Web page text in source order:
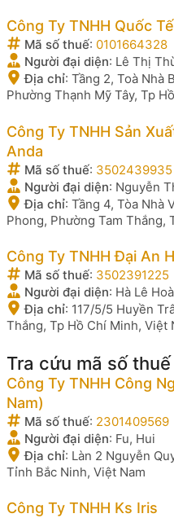
Công Ty TNHH Quốc
Mã số thuế: 0101664328
Người đại diện: Lê Thị
Địa chỉ: Tầng 2, Toà Nhà
Phường Thạnh Mỹ Tây, Tp
Công Ty TNHH Sản
Anda
Mã số thuế: 3502439935
Người đại diện: Nguyễn
Địa chỉ: Tầng 4, Tòa Nhà
Phong, Phường Tam Thắng,
Công Ty TNHH Đại An
Mã số thuế: 3502391225
Người đại diện: Hà Lê
Địa chỉ: 117/5/5 Huyền
Thắng, Tp Hồ Chí Minh, Việt
Tra cứu mã số
Công Ty TNHH Công
Nam)
Mã số thuế: 2301409569
Người đại diện: Fu, Hui
Địa chỉ: Làn 2 Nguyễn
Tỉnh Bắc Ninh, Việt Nam
Công Ty TNHH Ks Iris